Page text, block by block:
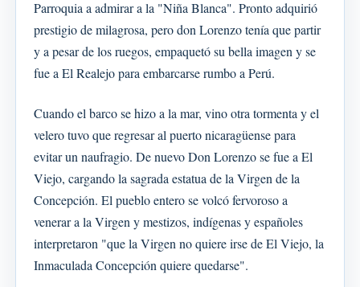
Parroquia a admirar a la "Niña Blanca". Pronto adquirió
prestigio de milagrosa, pero don Lorenzo tenía que partir
y a pesar de los ruegos, empaquetó su bella imagen y se
fue a El Realejo para embarcarse rumbo a Perú.
Cuando el barco se hizo a la mar, vino otra tormenta y el
velero tuvo que regresar al puerto nicaragüense para
evitar un naufragio. De nuevo Don Lorenzo se fue a El
Viejo, cargando la sagrada estatua de la Virgen de la
Concepción. El pueblo entero se volcó fervoroso a
venerar a la Virgen y mestizos, indígenas y españoles
interpretaron "que la Virgen no quiere irse de El Viejo, la
Inmaculada Concepción quiere quedarse".